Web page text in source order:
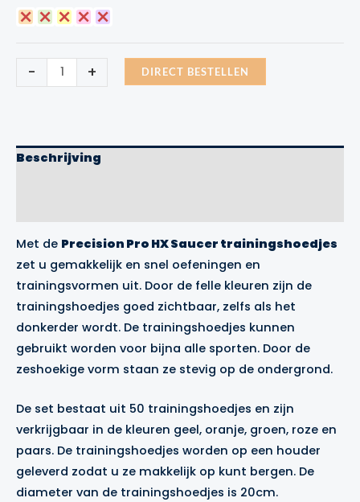
-
Precision
Pro
stuks
aantal
+ DIRECT BESTELLEN
Beschrijving
Met de Precision Pro HX Saucer trainingshoedjes
zet u gemakkelijk en snel oefeningen en
trainingsvormen uit. Door de felle kleuren zijn de
trainingshoedjes goed zichtbaar, zelfs als het
donkerder wordt. De trainingshoedjes kunnen
gebruikt worden voor bijna alle sporten. Door de
zeshoekige vorm staan ze stevig op de ondergrond.
De set bestaat uit 50 trainingshoedjes en zijn
verkrijgbaar in de kleuren geel, oranje, groen, roze en
paars. De trainingshoedjes worden op een houder
geleverd zodat u ze makkelijk op kunt bergen. De
diameter van de trainingshoedjes is 20cm.